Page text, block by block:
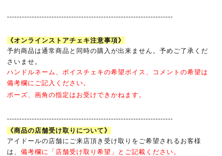
-------------------------------------------------------------------
《オンラインストアチェキ注意事項》
予約商品は通常商品と同時の購入が出来ません。予めご了承くだ
さいませ。
ハンドルネーム、ボイスチェキの希望ボイス、コメントの希望は
備考欄にご記入ください。
ポーズ、画角の指定はお受けできかねます。
-------------------------------------------------------------------
《商品の店舗受け取りについて》
アイドールの店舗にご来店頂き受け取りをご希望されるお客様
は、備考欄に「店舗受け取り希望」とご記載ください。